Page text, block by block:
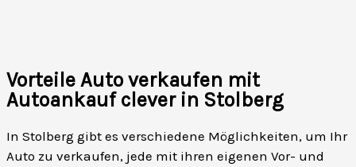
Vorteile Auto verkaufen mit
Autoankauf clever in Stolberg
In Stolberg gibt es verschiedene Möglichkeiten, um Ihr
Auto zu verkaufen, jede mit ihren eigenen Vor- und